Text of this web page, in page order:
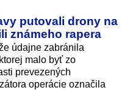
putovali drony na
známeho rapera
údajne zabránila
malo byť zo
prevezených
operácie označila